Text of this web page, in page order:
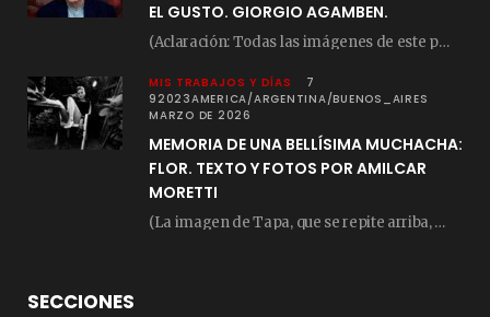
EL GUSTO. GIORGIO AGAMBEN.
(Aclaración: Todas las imágenes de este posteo fueron tomadas de Bloghemia.com, y todos los…
MIS TRABAJOS Y DÍAS
7
92023AMERICA/ARGENTINA/BUENOS_AIRES
MARZO DE 2026
MEMORIA DE UNA BELLÍSIMA MUCHACHA:
FLOR. TEXTO Y FOTOS POR AMILCAR
MORETTI
(La imagen de Tapa, que se repite arriba, fue compuesta por Amilcar Moretti el viernes…
SECCIONES